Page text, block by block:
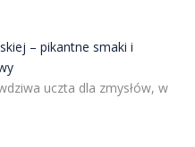
– pikantne smaki i
uczta dla zmysłów, w